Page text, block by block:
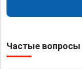
Частые вопросы